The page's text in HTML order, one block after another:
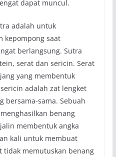
dapat muncul.
adalah untuk
kepompong saat
berlangsung. Sutra
serat dan sericin. Serat
yang membentuk
adalah zat lengket
bersama-sama. Sebuah
benang
membentuk angka
kali untuk membuat
tidak memutuskan benang